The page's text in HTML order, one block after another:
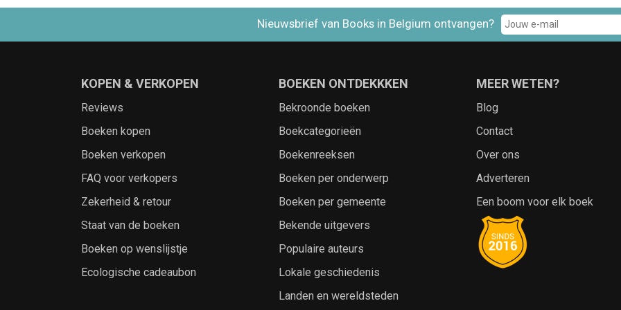
Nieuwsbrief van Books in Belgium ontvangen?
KOPEN & VERKOPEN
Reviews
Boeken kopen
Boeken verkopen
FAQ voor verkopers
Zekerheid & retour
Staat van de boeken
Boeken op wenslijstje
Ecologische cadeaubon
BOEKEN ONTDEKKKEN
Bekroonde boeken
Boekcategorieën
Boekenreeksen
Boeken per onderwerp
Boeken per gemeente
Bekende uitgevers
Populaire auteurs
Lokale geschiedenis
Landen en wereldsteden
MEER WETEN?
Blog
Contact
Over ons
Adverteren
Een boom voor elk boek